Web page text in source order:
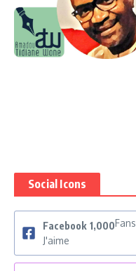
Social Icons
Facebook 1,000Fans
J'aime